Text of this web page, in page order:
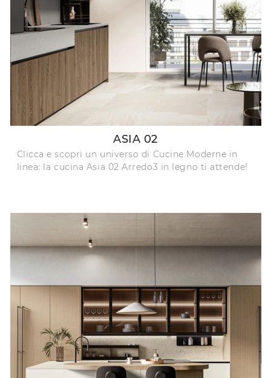
ASIA 02
Clicca e scopri un universo di Cucine Moderne in
linea: la cucina Asia 02 Arredo3 in legno ti attende!